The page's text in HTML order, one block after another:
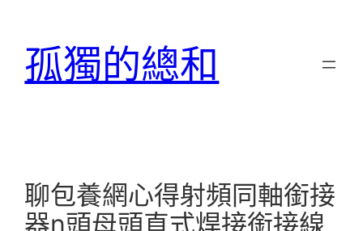
孤獨的總和
聊包養網心得射頻同軸銜接
器n頭母頭直式焊接銜接線